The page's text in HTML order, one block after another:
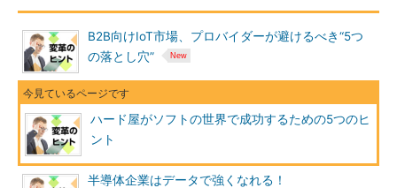
B2B向けIoT市場、プロバイダーが避けるべき“5つ
の落とし穴”
ハード屋がソフトの世界で成功するための5つのヒ
ント
半導体企業はデータで強くなれる！